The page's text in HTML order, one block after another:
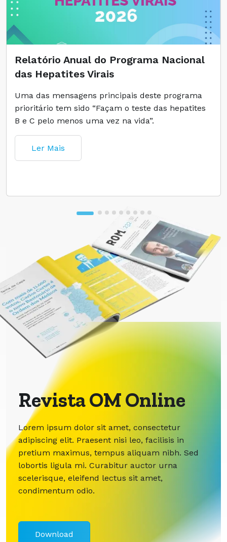
Relatório Anual do Programa Nacional
das Hepatites Virais
Uma das mensagens principais deste programa
prioritário tem sido “Façam o teste das hepatites
B e C pelo menos uma vez na vida”.
Ler Mais
Revista OM Online
Lorem ipsum dolor sit amet, consectetur
adipiscing elit. Praesent nisi leo, facilisis in
pretium maximus, tempus aliquam nibh. Sed
lobortis ligula mi. Curabitur auctor urna
scelerisque, eleifend lectus sit amet,
condimentum odio.
Download